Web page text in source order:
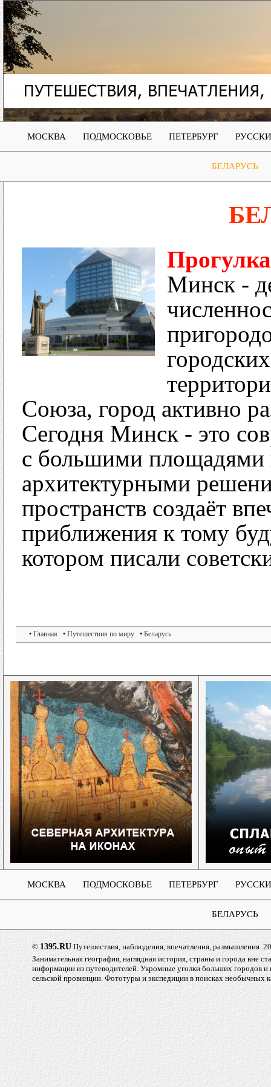
МОСКВА ПОДМОСКОВЬЕ ПЕТЕРБУРГ
БЕЛАРУСЬ
Минск -
Союза, город активно
Сегодня Минск - это
с большими площадями
архитектурными
пространств создаёт
приближения к тому
котором писали
• Главная • Путешествия по миру • Беларусь
МОСКВА ПОДМОСКОВЬЕ ПЕТЕРБУРГ
БЕЛАРУСЬ
© 1395.RU Путешествия, наблюдения, впечатления, размышления.
Занимательная география, наглядная история, страны и города вне
информации из путеводителей. Укромные уголки больших городов
сельской провинции. Фототуры и экспедиции в поисках необычных